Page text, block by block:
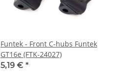
Funtek - Front C-hubs Funtek
GT16e (FTK-24027)
5,19 € *